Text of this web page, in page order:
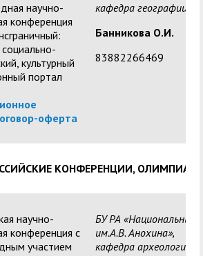
научно-
конференция
культурный
портал
оферта
кафедра географии
Банникова О.И.
83882266469
КОНФЕРЕНЦИИ,
научно-
конференция с
участием
БУ РА «Национальный
им.А.В. Анохина»,
кафедра археологии и